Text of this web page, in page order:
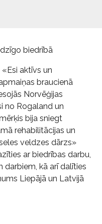
biedrībā
aktīvs un
braucienā
Norvēģijas
no Rogaland un
bija sniegt
rehabilitācijas un
veldzes dārzs»
ar biedrības darbu,
darbiem, kā arī dalīties
Liepājā un Latvijā